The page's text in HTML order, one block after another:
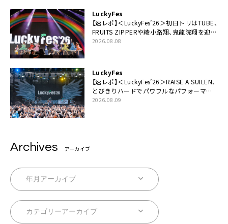
LuckyFes
【速レポ】＜LuckyFes’26＞初日トリはTUBE、
FRUITS ZIPPERや綾小路翔、鬼龍院翔を迎え
た豪華コラボも「知ってたらぜひ一緒に歌っ
2026.08.08
LuckyFes
【速レポ】＜LuckyFes’26＞RAISE A SUILEN、
とびきりハードでパワフルなパフォーマン
ス「一緒に踊っていただけますか？」
2026.08.09
Archives アーカイブ